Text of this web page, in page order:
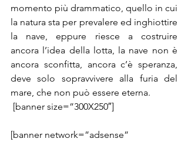
momento più drammatico, quello in cui
la natura sta per prevalere ed inghiottire
la nave, eppure riesce a costruire
ancora l’idea della lotta, la nave non è
ancora sconfitta, ancora c’è speranza,
deve solo sopravvivere alla furia del
mare, che non può essere eterna.
[banner size=”300X250″]
[banner network=”adsense”